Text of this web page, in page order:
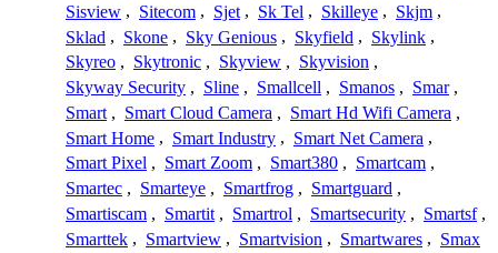
Sisview , Sitecom , Sjet , Sk Tel , Skilleye , Skjm ,
Sklad , Skone , Sky Genious , Skyfield , Skylink ,
Skyreo , Skytronic , Skyview , Skyvision ,
Skyway Security , Sline , Smallcell , Smanos , Smar ,
Smart , Smart Cloud Camera , Smart Hd Wifi Camera ,
Smart Home , Smart Industry , Smart Net Camera ,
Smart Pixel , Smart Zoom , Smart380 , Smartcam ,
Smartec , Smarteye , Smartfrog , Smartguard ,
Smartiscam , Smartit , Smartrol , Smartsecurity , Smartsf ,
Smarttek , Smartview , Smartvision , Smartwares , Smax